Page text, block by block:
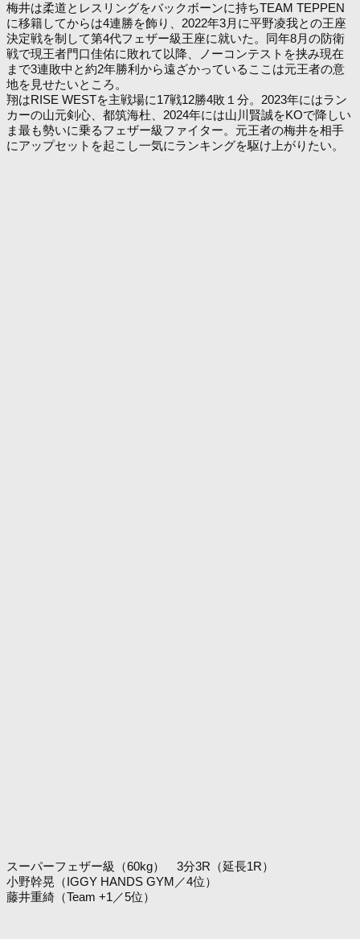
梅井は柔道とレスリングをバックボーンに持ちTEAM TEPPEN
に移籍してからは4連勝を飾り、2022年3月に平野凌我との王座
決定戦を制して第4代フェザー級王座に就いた。同年8月の防衛
戦で現王者門口佳佑に敗れて以降、ノーコンテストを挟み現在
まで3連敗中と約2年勝利から遠ざかっているここは元王者の意
地を見せたいところ。
翔はRISE WESTを主戦場に17戦12勝4敗１分。2023年にはラン
カーの山元剣心、都筑海杜、2024年には山川賢誠をKOで降しい
ま最も勢いに乗るフェザー級ファイター。元王者の梅井を相手
にアップセットを起こし一気にランキングを駆け上がりたい。
スーパーフェザー級（60kg） 3分3R（延長1R）
小野幹晃（IGGY HANDS GYM／4位）
藤井重綺（Team +1／5位）